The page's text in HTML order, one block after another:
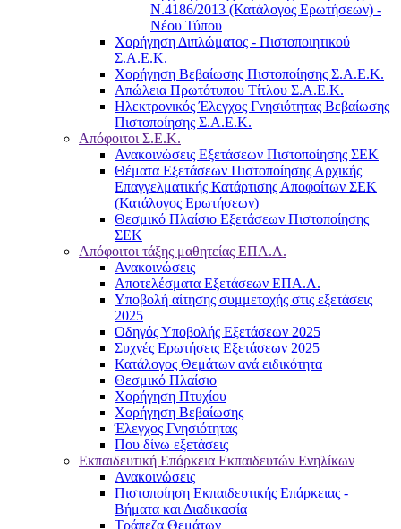
Ν.4186/2013 (Κατάλογος Ερωτήσεων) -
Νέου Τύπου
Χορήγηση Διπλώματος - Πιστοποιητικού
Σ.Α.Ε.Κ.
Χορήγηση Βεβαίωσης Πιστοποίησης Σ.Α.Ε.Κ.
Απώλεια Πρωτότυπου Τίτλου Σ.Α.Ε.Κ.
Ηλεκτρονικός Έλεγχος Γνησιότητας Βεβαίωσης
Πιστοποίησης Σ.Α.Ε.Κ.
Απόφοιτοι Σ.Ε.Κ.
Ανακοινώσεις Εξετάσεων Πιστοποίησης ΣΕΚ
Θέματα Εξετάσεων Πιστοποίησης Αρχικής
Επαγγελματικής Κατάρτισης Αποφοίτων ΣΕΚ
(Κατάλογος Ερωτήσεων)
Θεσμικό Πλαίσιο Εξετάσεων Πιστοποίησης
ΣΕΚ
Απόφοιτοι τάξης μαθητείας ΕΠΑ.Λ.
Ανακοινώσεις
Αποτελέσματα Εξετάσεων ΕΠΑ.Λ.
Υποβολή αίτησης συμμετοχής στις εξετάσεις
2025
Οδηγός Υποβολής Εξετάσεων 2025
Συχνές Ερωτήσεις Εξετάσεων 2025
Κατάλογος Θεμάτων ανά ειδικότητα
Θεσμικό Πλαίσιο
Χορήγηση Πτυχίου
Χορήγηση Βεβαίωσης
Έλεγχος Γνησιότητας
Που δίνω εξετάσεις
Εκπαιδευτική Επάρκεια Εκπαιδευτών Ενηλίκων
Ανακοινώσεις
Πιστοποίηση Εκπαιδευτικής Επάρκειας -
Βήματα και Διαδικασία
Τράπεζα Θεμάτων